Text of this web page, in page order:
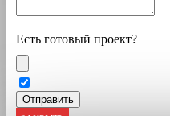
Есть готовый проект?